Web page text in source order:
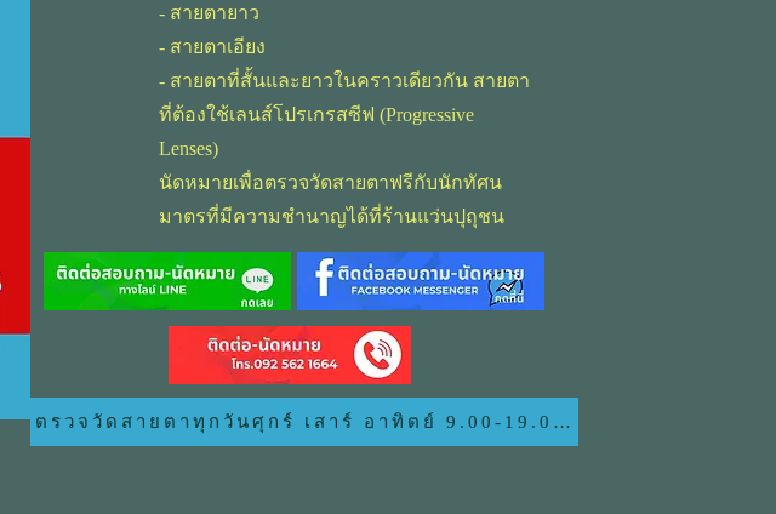
- สายตายาว
- สายตาเอียง
- สายตาที่สั้นและยาวในคราวเดียวกัน สายตา
ที่ต้องใช้เลนส์โปรเกรสซีฟ (Progressive
Lenses)
นัดหมายเพื่อตรวจวัดสายตาฟรีกับนักทัศน
มาตรที่มีความชำนาญได้ที่ร้านแว่นปุถุชน
ตรวจวัดสายตาทุกวันศุกร์ เสาร์ อาทิตย์ 9.00-19.00 น.